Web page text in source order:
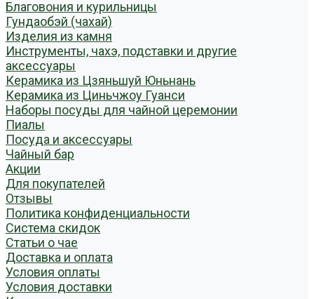
Благовония и курильницы
Гундаобэй (чахай)
Изделия из камня
Инструменты, чахэ, подставки и другие
аксессуары
Керамика из Цзяньшуй Юньнань
Керамика из Циньчжоу Гуанси
Наборы посуды для чайной церемонии
Пиалы
Посуда и аксессуары
Чайный бар
Акции
Для покупателей
Отзывы
Политика конфиденциальности
Система скидок
Статьи о чае
Доставка и оплата
Условия оплаты
Условия доставки